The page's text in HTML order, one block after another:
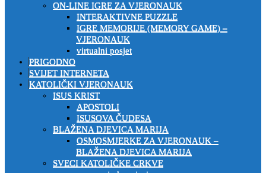
ON-LINE IGRE ZA VJERONAUK
INTERAKTIVNE PUZZLE
IGRE MEMORIJE (MEMORY GAME) –
VJERONAUK
virtualni posjet
PRIGODNO
SVIJET INTERNETA
KATOLIČKI VJERONAUK
ISUS KRIST
APOSTOLI
ISUSOVA ČUDESA
BLAŽENA DJEVICA MARIJA
OSMOSMJERKE ZA VJERONAUK –
BLAŽENA DJEVICA MARIJA
SVECI KATOLIČKE CRKVE